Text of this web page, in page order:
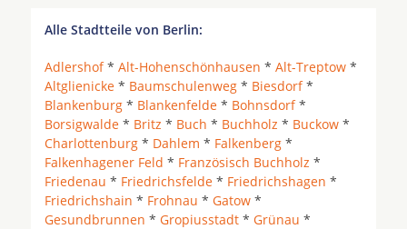
Alle Stadtteile von Berlin:
Adlershof* Alt-Hohenschönhausen * Alt-Treptow *
Altglienicke * Baumschulenweg * Biesdorf*
Blankenburg * Blankenfelde * Bohnsdorf*
Borsigwalde * Britz * Buch * Buchholz * Buckow *
Charlottenburg * Dahlem * Falkenberg *
Falkenhagener Feld * Französisch Buchholz *
Friedenau * Friedrichsfelde * Friedrichshagen *
Friedrichshain * Frohnau * Gatow *
Gesundbrunnen * Gropiusstadt * Grünau *